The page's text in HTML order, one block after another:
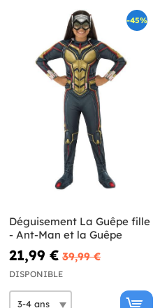
-45%
Déguisement La Guêpe fille
- Ant-Man et la Guêpe
21,99 € 39,99 €
DISPONIBLE